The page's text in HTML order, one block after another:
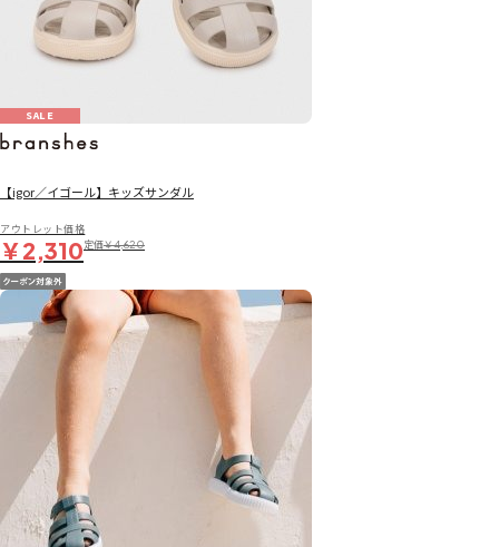
SALE
【igor／イゴール】キッズサンダル
アウトレット価格
￥2,310定価￥4,620